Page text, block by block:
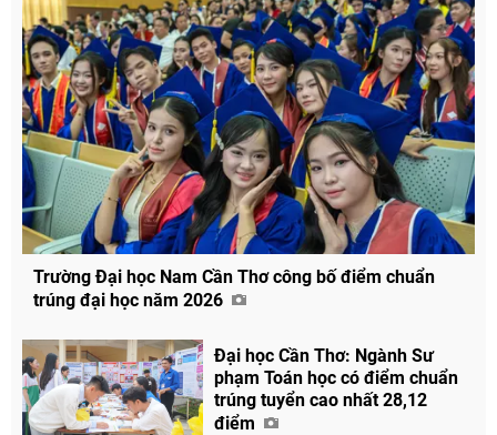
Trường Đại học Nam Cần Thơ công bố điểm chuẩn
trúng đại học năm 2026
Đại học Cần Thơ: Ngành Sư
phạm Toán học có điểm chuẩn
trúng tuyển cao nhất 28,12
điểm